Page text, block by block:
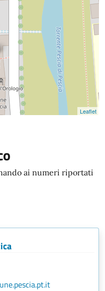
Leaflet
ai numeri riportati